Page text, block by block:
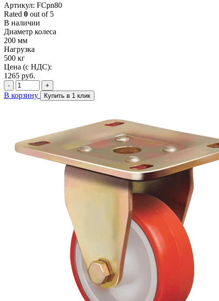
Артикул: FCpn80
Rated 0 out of 5
В наличии
Диаметр колеса
200 мм
Нагрузка
500 кг
Цена (с НДС):
1265 руб.
- +
В корзину Купить в 1 клик